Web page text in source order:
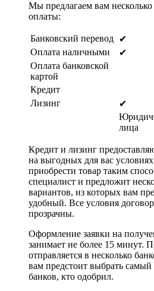
Мы предлагаем вам
оплаты:
Банковский перевод ✔
Оплата наличными
✔
Оплата банковской
картой
Кредит
Лизинг
✔
лица
Кредит и лизинг
на выгодных для вас
приобрести товар таким
специалист и предложит
вариантов, из которых вам
удобный. Все условия
прозрачны.
Оформление заявки на
занимает не более 15 минут.
отправляется в несколько
вам предстоит выбрать
банков, кто одобрил.